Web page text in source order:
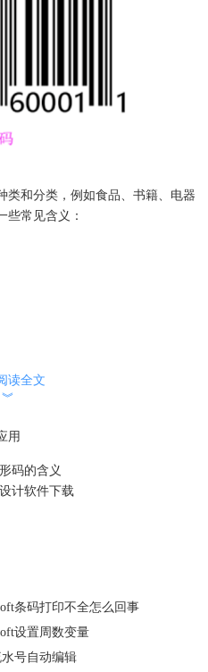
类和分类，例如食品、书籍、电器
些常见含义：
别是在美国和加拿大。当您在超市购
A条码，从而知道商品的价格和相
读全文
︾
用
码的含义
计软件下载
条码打印不全怎么回事
设置周数变量
水号自动编辑